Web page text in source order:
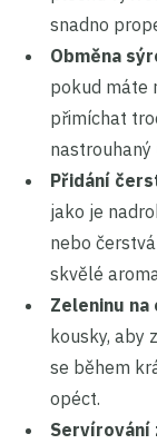
snadno
Obměna
pokud máte
přimíchat
nastrouhaný
Přidání
jako je
nebo
skvělé
Zeleninu
kousky, aby
se během
opéct.
Servírování